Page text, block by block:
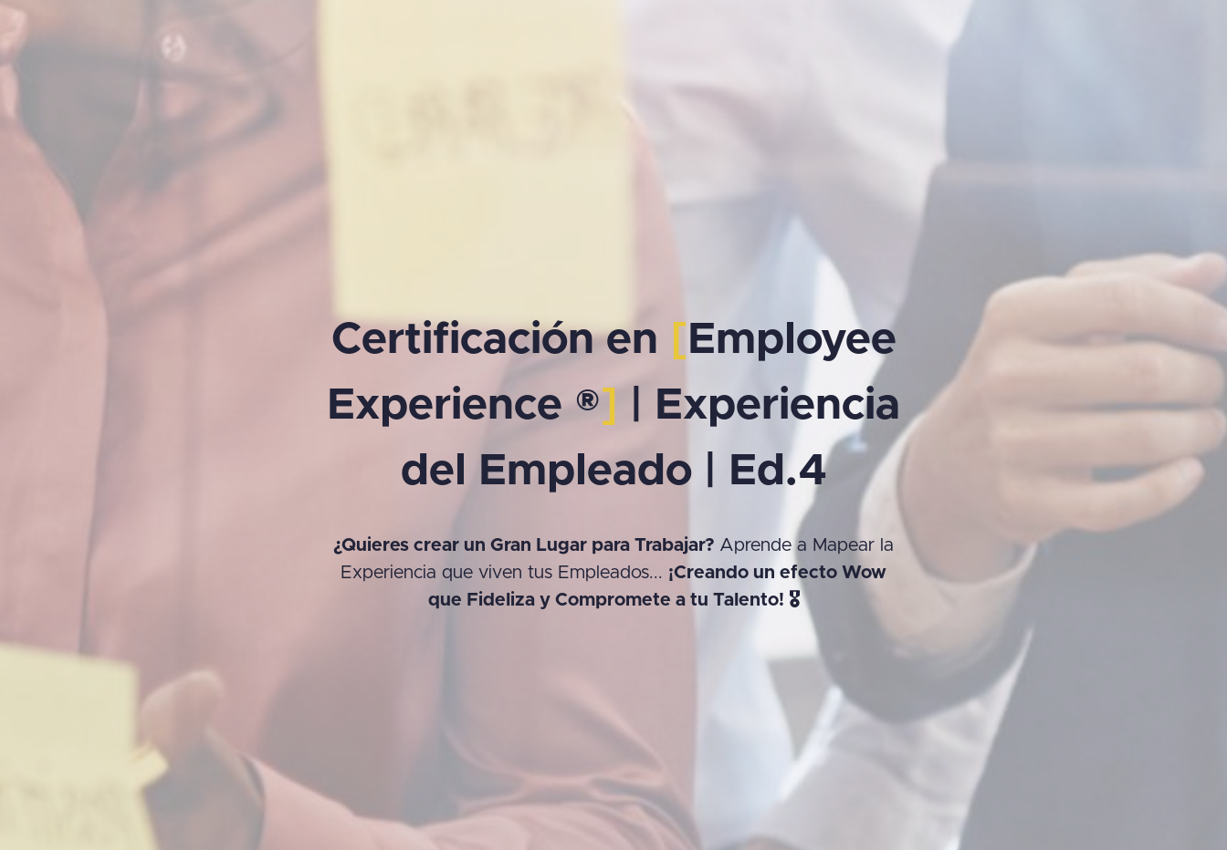
Certificación en [ Employee
Experience ®]
| Experiencia
del Empleado | Ed.4
¿Quieres crear un Gran Lugar para Trabajar? Aprende a Mapear la
Experiencia que viven tus Empleados... ¡Creando un efecto Wow
que Fideliza y Compromete a tu Talento! 🎖